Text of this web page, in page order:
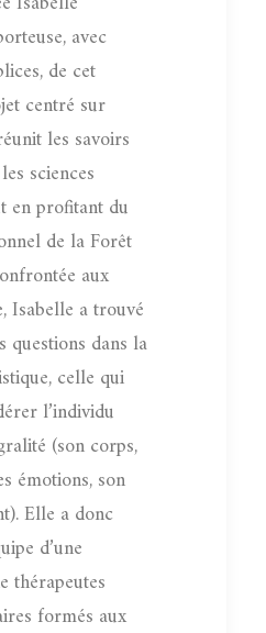
avec
de cet
centré sur
les savoirs
sciences
en profitant du
de la Forêt
aux
Isabelle a trouvé
questions dans la
celle qui
l’individu
(son corps,
émotions, son
Elle a donc
d’une
thérapeutes
formés aux